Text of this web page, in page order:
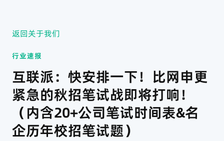
返回关于我们
行业速报
互联派：快安排一下！比网申更
紧急的秋招笔试战即将打响！
（内含20+公司笔试时间表&名
企历年校招笔试题）